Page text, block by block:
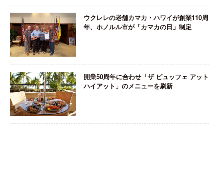
ウクレレの老舗カマカ・ハワイが創業110周
年、ホノルル市が「カマカの日」制定
開業50周年に合わせ「ザ ビュッフェ アット
ハイアット」のメニューを刷新